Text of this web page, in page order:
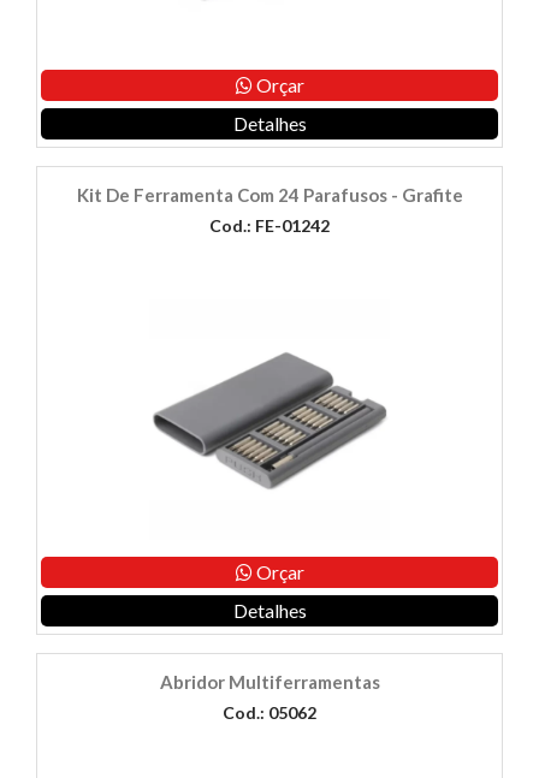
Orçar
Detalhes
Kit De Ferramenta Com 24 Parafusos - Grafite
Cod.: FE-01242
Orçar
Detalhes
Abridor Multiferramentas
Cod.: 05062